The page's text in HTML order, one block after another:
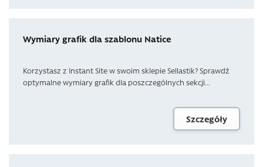
Wymiary grafik dla szablonu Natice
Korzystasz z Instant Site w swoim sklepie Sellastik? Sprawdź
optymalne wymiary grafik dla poszczególnych sekcji...
Szczegóły